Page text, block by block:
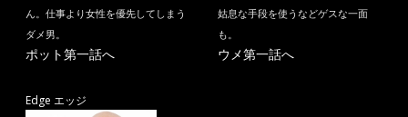
ん。仕事より女性を優先してしまう
ダメ男。
ポット第一話へ
姑息な手段を使うなどゲスな一面
も。
ウメ第一話へ
Edge エッジ